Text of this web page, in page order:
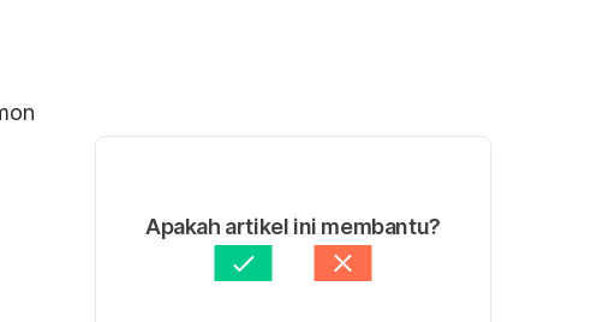
Apakah artikel ini membantu?